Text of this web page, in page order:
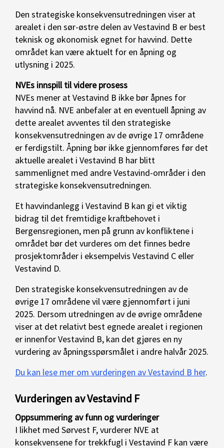
Den strategiske konsekvensutredningen viser at
arealet i den sør-østre delen av Vestavind B er best
teknisk og økonomisk egnet for havvind. Dette
området kan være aktuelt for en åpning og
utlysning i 2025.
NVEs innspill til videre prosess
NVEs mener at Vestavind B ikke bør åpnes for
havvind nå. NVE anbefaler at en eventuell åpning av
dette arealet avventes til den strategiske
konsekvensutredningen av de øvrige 17 områdene
er ferdigstilt. Åpning bør ikke gjennomføres før det
aktuelle arealet i Vestavind B har blitt
sammenlignet med andre Vestavind-områder i den
strategiske konsekvensutredningen.
Et havvindanlegg i Vestavind B kan gi et viktig
bidrag til det fremtidige kraftbehovet i
Bergensregionen, men på grunn av konfliktene i
området bør det vurderes om det finnes bedre
prosjektområder i eksempelvis Vestavind C eller
Vestavind D.
Den strategiske konsekvensutredningen av de
øvrige 17 områdene vil være gjennomført i juni
2025. Dersom utredningen av de øvrige områdene
viser at det relativt best egnede arealet i regionen
er innenfor Vestavind B, kan det gjøres en ny
vurdering av åpningsspørsmålet i andre halvår 2025.
Du kan lese mer om vurderingen av Vestavind B her.
Vurderingen av Vestavind F
Oppsummering av funn og vurderinger
I likhet med Sørvest F, vurderer NVE at
konsekvensene for trekkfugl i Vestavind F kan være